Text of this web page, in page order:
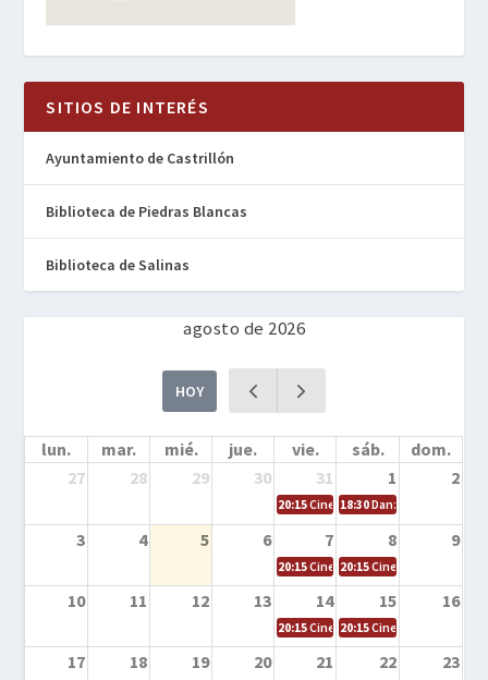
SITIOS DE INTERÉS
Ayuntamiento de Castrillón
Biblioteca de Piedras Blancas
Biblioteca de Salinas
agosto de 2026
HOY
lun. mar. mié. jue. vie. sáb.
dom.
27
28 29 30 31 1 2
20:15Cine en la calle – Cómo
18:30Danza – Cita en el
3 4 5 6 7 8 9
20:15Cine en la calle – El niño y la
20:15Cine en la calle –
10 11 12 13 14 15 16
20:15Cine en la calle – Tortugas
20:15Cine en la calle –
17 18 19 20 21 22 23